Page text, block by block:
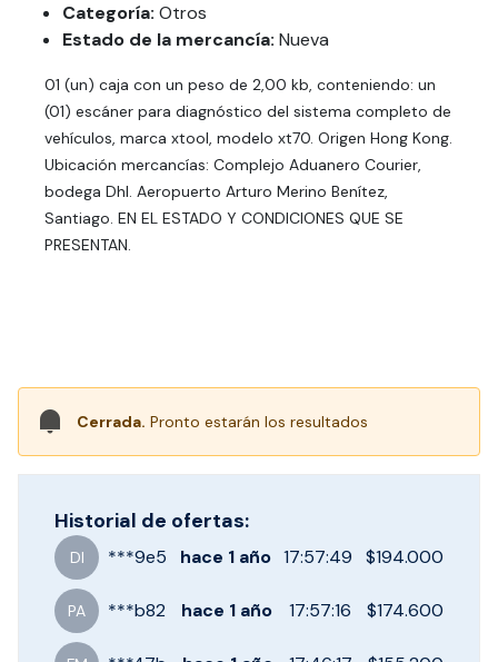
Categoría: Otros
Estado de la mercancía: Nueva
01 (un) caja con un peso de 2,00 kb, conteniendo: un
(01) escáner para diagnóstico del sistema completo de
vehículos, marca xtool, modelo xt70. Origen Hong Kong.
Ubicación mercancías: Complejo Aduanero Courier,
bodega Dhl. Aeropuerto Arturo Merino Benítez,
Santiago. EN EL ESTADO Y CONDICIONES QUE SE
PRESENTAN.
Cerrada. Pronto estarán los resultados
Historial de ofertas:
DI ***9e5 hace 1 año 17:57:49 $194.000
PA ***b82 hace 1 año 17:57:16 $174.600